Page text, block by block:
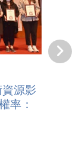
源影
率：